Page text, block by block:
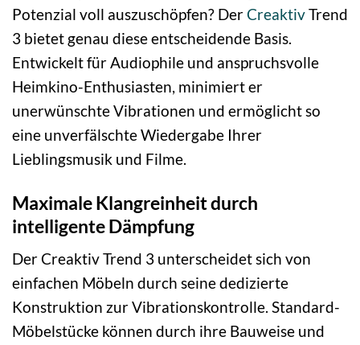
Potenzial voll auszuschöpfen? DerCreaktivTrend
3 bietet genau diese entscheidende Basis.
Entwickelt für Audiophile und anspruchsvolle
Heimkino-Enthusiasten, minimiert er
unerwünschte Vibrationen und ermöglicht so
eine unverfälschte Wiedergabe Ihrer
Lieblingsmusik und Filme.
Maximale Klangreinheit durch
intelligente Dämpfung
Der Creaktiv Trend 3 unterscheidet sich von
einfachen Möbeln durch seine dedizierte
Konstruktion zur Vibrationskontrolle. Standard-
Möbelstücke können durch ihre Bauweise und